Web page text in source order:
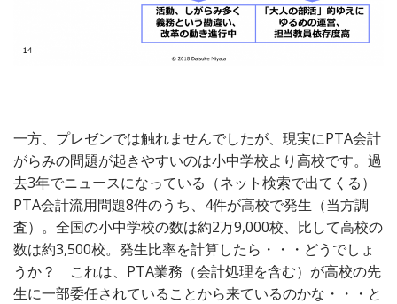
一方、プレゼンでは触れませんでしたが、現実にPTA会計
がらみの問題が起きやすいのは小中学校より高校です。過
去3年でニュースになっている（ネット検索で出てくる）
PTA会計流用問題8件のうち、4件が高校で発生（当方調
査）。全国の小中学校の数は約2万9,000校、比して高校の
数は約3,500校。発生比率を計算したら・・・どうでしょ
うか？ これは、PTA業務（会計処理を含む）が高校の先
生に一部委任されていることから来ているのかな・・・と